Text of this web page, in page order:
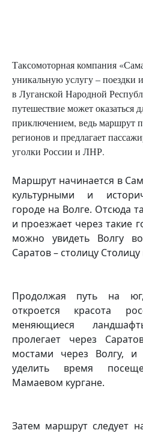
Таксомоторная компания
уникальную услугу – поездки
в Луганской Народной
путешествие может оказаться
приключением, ведь маршрут
регионов и предлагает
уголки России и ЛНР.
Маршрут начинается в
культурными и
городе на Волге. Отсюда
и проезжает через такие
можно увидеть Волгу
Саратов – столицу
Продолжая путь на
откроется красота
меняющиеся
пролегает через
мостами через Волгу, и
уделить время
Мамаевом кургане.
Затем маршрут следует